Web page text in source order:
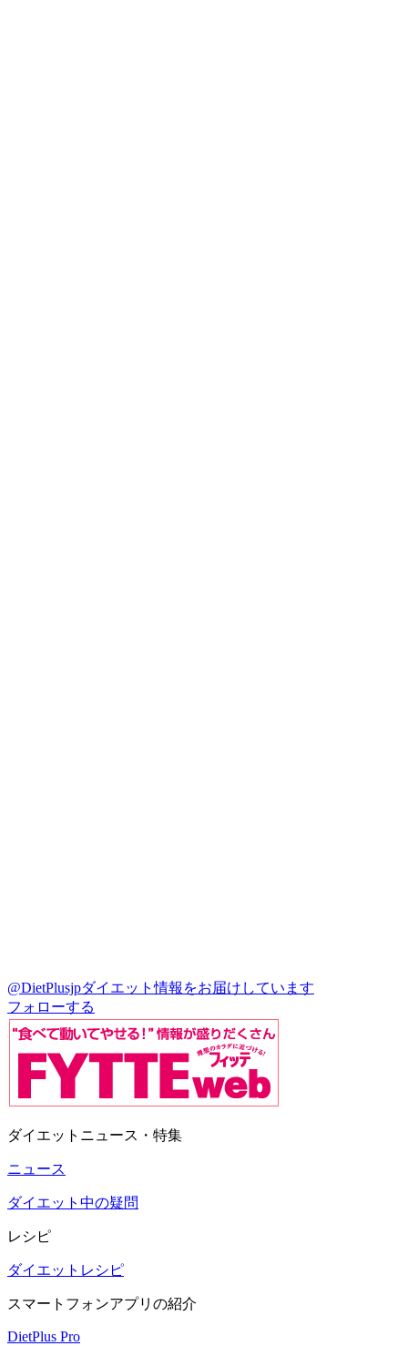
@DietPlusjpダイエット情報をお届けしています
フォローする
ダイエットニュース・特集
ニュース
ダイエット中の疑問
レシピ
ダイエットレシピ
スマートフォンアプリの紹介
DietPlus Pro